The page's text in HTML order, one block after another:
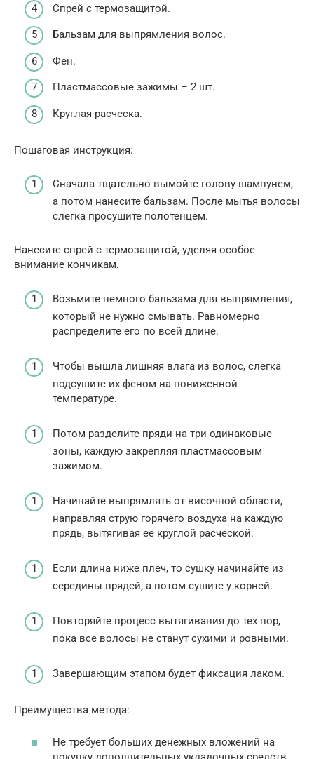
Спрей с термозащитой.
Бальзам для выпрямления волос.
Фен.
Пластмассовые зажимы – 2 шт.
Круглая расческа.
Пошаговая инструкция:
Сначала тщательно вымойте голову шампунем,
а потом нанесите бальзам. После мытья волосы
слегка просушите полотенцем.
Нанесите спрей с термозащитой, уделяя особое
внимание кончикам.
Возьмите немного бальзама для выпрямления,
который не нужно смывать. Равномерно
распределите его по всей длине.
Чтобы вышла лишняя влага из волос, слегка
подсушите их феном на пониженной
температуре.
Потом разделите пряди на три одинаковые
зоны, каждую закрепляя пластмассовым
зажимом.
Начинайте выпрямлять от височной области,
направляя струю горячего воздуха на каждую
прядь, вытягивая ее круглой расческой.
Если длина ниже плеч, то сушку начинайте из
середины прядей, а потом сушите у корней.
Повторяйте процесс вытягивания до тех пор,
пока все волосы не станут сухими и ровными.
Завершающим этапом будет фиксация лаком.
Преимущества метода:
Не требует больших денежных вложений на